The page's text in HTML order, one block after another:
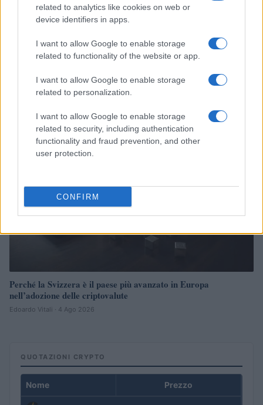
related to analytics like cookies on web or
device identifiers in apps.
I want to allow Google to enable storage
related to functionality of the website or app.
I want to allow Google to enable storage
related to personalization.
I want to allow Google to enable storage
related to security, including authentication
functionality and fraud prevention, and other
user protection.
CONFIRM
Strategie per coprire posizioni spot e volatilità con perps
Edoardo Vitali · 4 Ago 2026
CRIPTOVALUTE
Perché la Svizzera è il paese più avanzato in Europa
nell’adozione delle criptovalute
Edoardo Vitali · 4 Ago 2026
QUOTAZIONI CRYPTO
Nome Prezzo